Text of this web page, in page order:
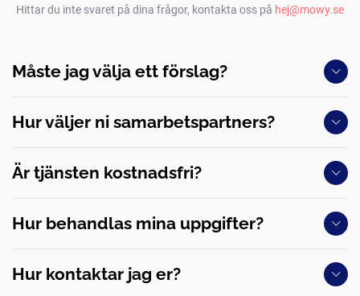
Hittar du inte svaret på dina frågor, kontakta oss på hej@mowy.se
Måste jag välja ett förslag?
Hur väljer ni samarbetspartners?
Är tjänsten kostnadsfri?
Hur behandlas mina uppgifter?
Hur kontaktar jag er?